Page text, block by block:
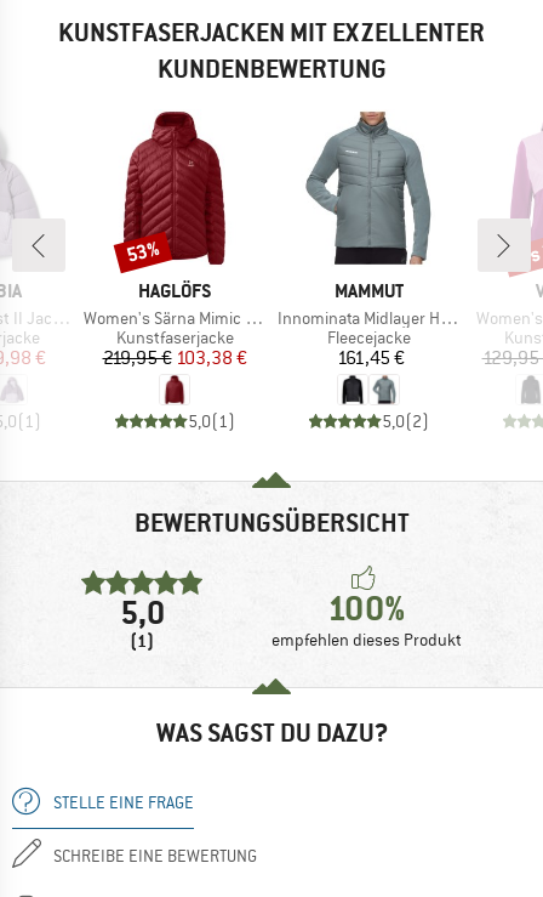
KUNSTFASERJACKEN MIT EXZELLENTER
KUNDENBEWERTUNG
Jacket
Preis
€
(1)
MARKE
HAGLÖFS
Artikel
Women's Särna Mimic Hood
Produktgruppe
Kunstfaserjacke
Preis
219,95 € reduzierter Preis
103,38 €
5,0(1)
Rabatt
53%
MARKE
MAMMUT
Artikel
Innominata Midlayer Hybrid Jacket
Produktgruppe
Fleecejacke
Preis
161,45 €
5,0(2)
Artikel
129,95
BEWERTUNGSÜBERSICHT
5,0
(1)
100%
empfehlen dieses Produkt
WAS SAGST DU DAZU?
STELLE EINE FRAGE
SCHREIBE EINE BEWERTUNG